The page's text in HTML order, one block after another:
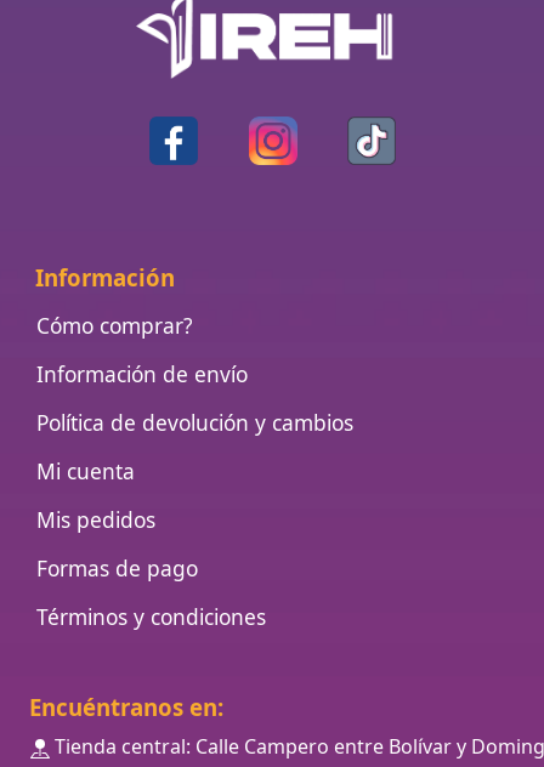
Información
Cómo comprar?
Información de envío
Política de devolución y cambios
Mi cuenta
Mis pedidos
Formas de pago
Términos y condiciones
Encuéntranos en:
Tienda central: Calle Campero entre Bolívar y